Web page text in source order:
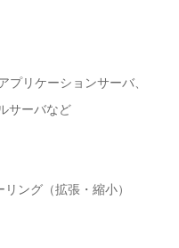
プリケーションサーバ、
サーバなど
ング（拡張・縮小）